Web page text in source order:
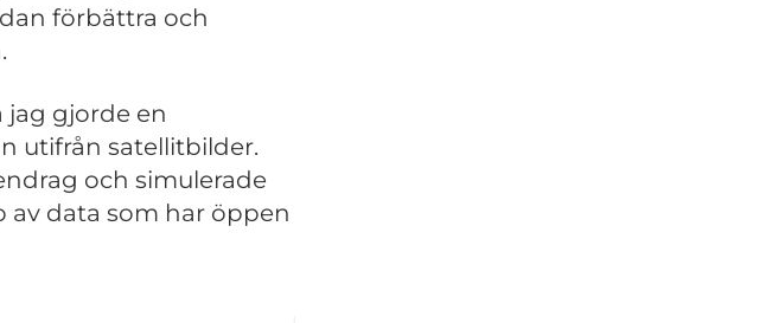
förbättra och
jag gjorde en
utifrån satellitbilder.
och simulerade
av data som har öppen